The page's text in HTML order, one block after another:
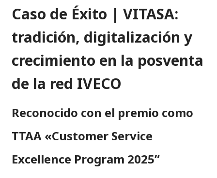
k
e
dI
n
c
e
b
o
o
k
it
te
r
a
ts
A
p
p
ai
l
y
p
e
n
t
Caso de Éxito | VITASA:
tradición, digitalización y
crecimiento en la posventa
de la red IVECO
Reconocido con el premio como
TTAA «Customer Service
Excellence Program 2025”